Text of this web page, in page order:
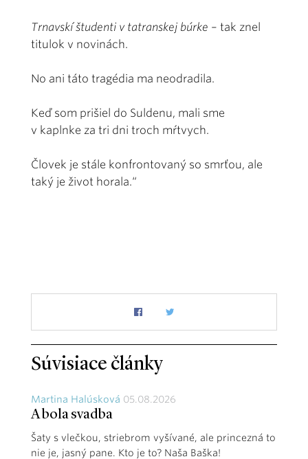
Trnavskí študenti v tatranskej búrke – tak znel
titulok v novinách.
No ani táto tragédia ma neodradila.
Keď som prišiel do Suldenu, mali sme
v kaplnke za tri dni troch mŕtvych.
Človek je stále konfrontovaný so smrťou, ale
taký je život horala.“
Súvisiace články
Martina Halúsková 05.08.2026
A bola svadba
Šaty s vlečkou, striebrom vyšívané, ale princezná to
nie je, jasný pane. Kto je to? Naša Baška!